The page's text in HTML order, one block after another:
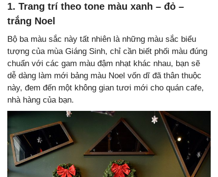
1. Trang trí theo tone màu xanh – đỏ –
trắng Noel
Bộ ba màu sắc này tất nhiên là những màu sắc biểu
tượng của mùa Giáng Sinh, chỉ cần biết phối màu đúng
chuẩn với các gam màu đậm nhạt khác nhau, bạn sẽ
dễ dàng làm mới bảng màu Noel vốn dĩ đã thân thuộc
này, đem đến một không gian tươi mới cho quán cafe,
nhà hàng của bạn.